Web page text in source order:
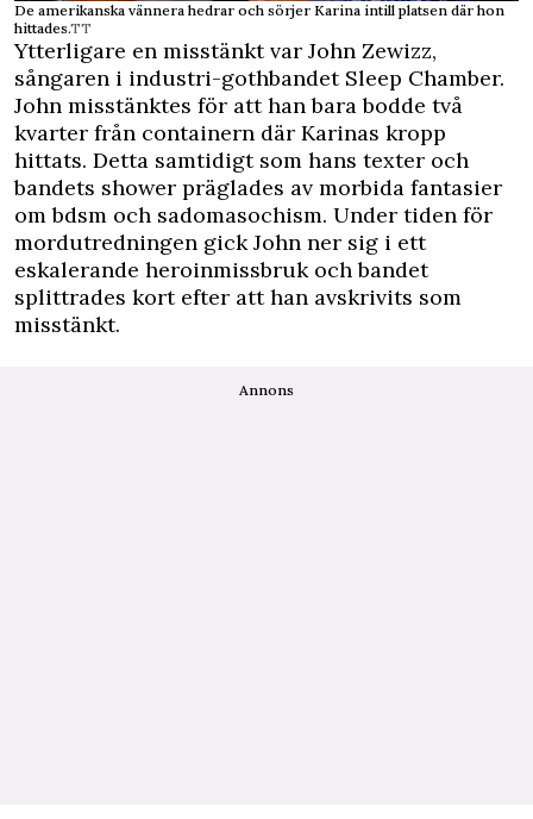
De amerikanska vännera hedrar och sörjer Karina intill platsen där hon
hittades.TT
Ytterligare en misstänkt var John Zewizz,
sångaren i industri-gothbandet Sleep Chamber.
John misstänktes för att han bara bodde två
kvarter från containern där Karinas kropp
hittats. Detta samtidigt som hans texter och
bandets shower präglades av morbida fantasier
om bdsm och sadomasochism. Under tiden för
mordutredningen gick John ner sig i ett
eskalerande heroinmissbruk och bandet
splittrades kort efter att han avskrivits som
misstänkt.
Annons